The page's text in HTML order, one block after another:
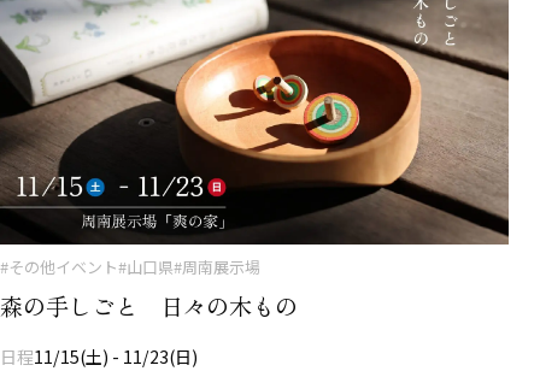
#その他イベント#山口県#周南展示場
森の手しごと 日々の木もの
日程11/15(土) - 11/23(日)